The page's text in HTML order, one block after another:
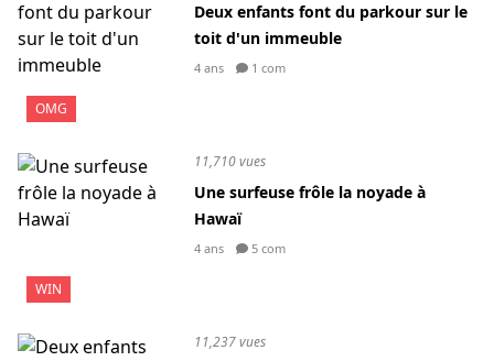
OMG
Deux enfants font du parkour sur le
toit d'un immeuble
4 ans 1 com
WIN
11,710 vues
Une surfeuse frôle la noyade à
Hawaï
4 ans 5 com
11,237 vues